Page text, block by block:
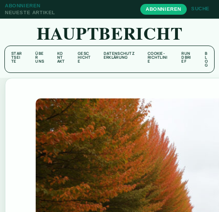
ABONNIEREN
NEUESTE ARTIKEL
ABONNIEREN SUCHE
HAUPTBERICHT
STAR
TSEI
TE
ÜBE
R
UNS
KO
NT
AKT
GESC
HICHT
E
DATENSCHUTZ
ERKLÄRUNG
COOKIE-
RICHTLINI
E
RUN
DBRI
EF
B
L
O
G